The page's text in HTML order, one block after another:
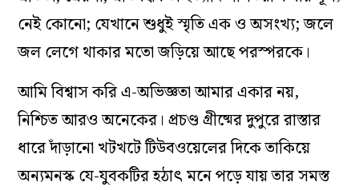
নেই কোনো; যেখানে শুধুই স্মৃতি এক ও অসংখ্য; জলে
জল লেগে থাকার মতো জড়িয়ে আছে পরস্পরকে।
আমি বিশ্বাস করি এ-অভিজ্ঞতা আমার একার নয়,
নিশ্চিত আরও অনেকের। প্রচণ্ড গ্রীষ্মের দুপুরে রাস্তার
ধারে দাঁড়ানো খটখটে টিউবওয়েলের দিকে তাকিয়ে
অন্যমনস্ক যে-যুবকটির হঠাৎ মনে পড়ে যায় তার সমস্ত